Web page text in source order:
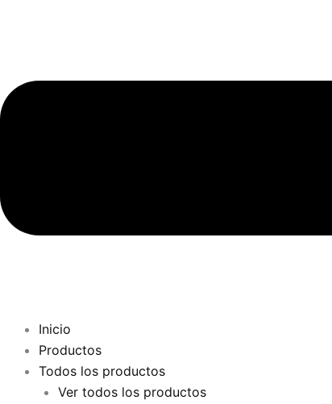
Inicio
Productos
Todos los productos
Ver todos los productos